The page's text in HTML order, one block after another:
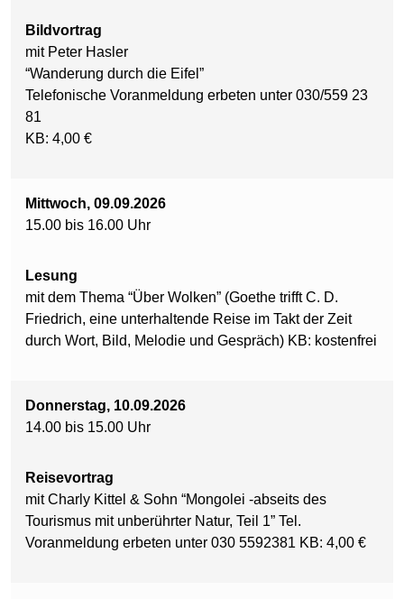
Bildvortrag
mit Peter Hasler
“Wanderung durch die Eifel”
Telefonische Voranmeldung erbeten unter 030/559 23
81
KB: 4,00 €
Mittwoch, 09.09.2026
15.00 bis 16.00 Uhr
Lesung
mit dem Thema “Über Wolken” (Goethe trifft C. D.
Friedrich, eine unterhaltende Reise im Takt der Zeit
durch Wort, Bild, Melodie und Gespräch) KB: kostenfrei
Donnerstag, 10.09.2026
14.00 bis 15.00 Uhr
Reisevortrag
mit Charly Kittel & Sohn “Mongolei -abseits des
Tourismus mit unberührter Natur, Teil 1” Tel.
Voranmeldung erbeten unter 030 5592381 KB: 4,00 €